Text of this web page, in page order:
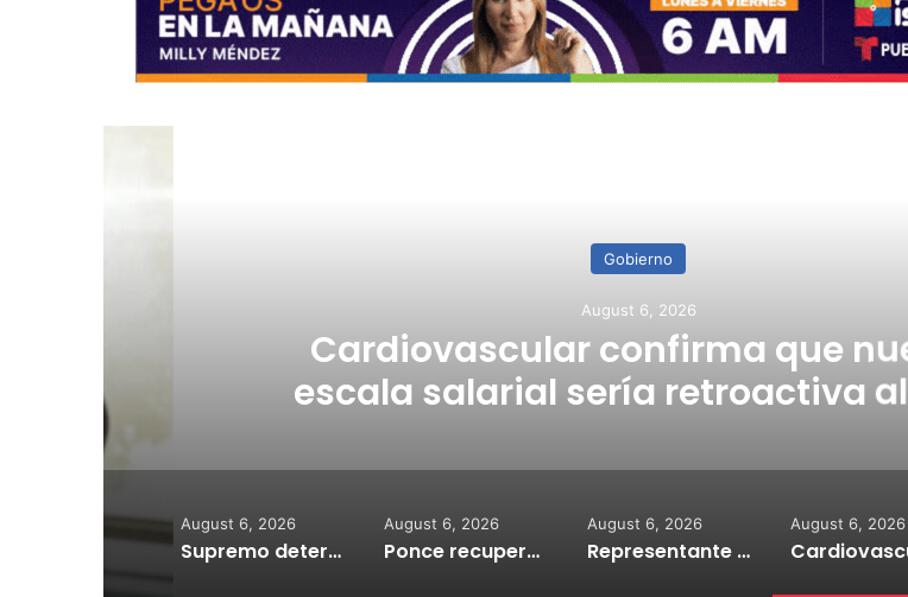
August 6, 2026
Cardiovascular confirma que nueva
escala salarial sería retroactiva al 1 de
August 6, 2026
Supremo determina acoger demandas del Gobierno contra LUMA Energy
August 6, 2026
Ponce recuperará rampas marítimas para reactivar excursiones a Cardona y Caja de Muerto
August 6, 2026
Representante Domingo Torres acudirá a los tribunales si la AAA persiste en ocultar información sobre crisis de agua
August 6, 2026